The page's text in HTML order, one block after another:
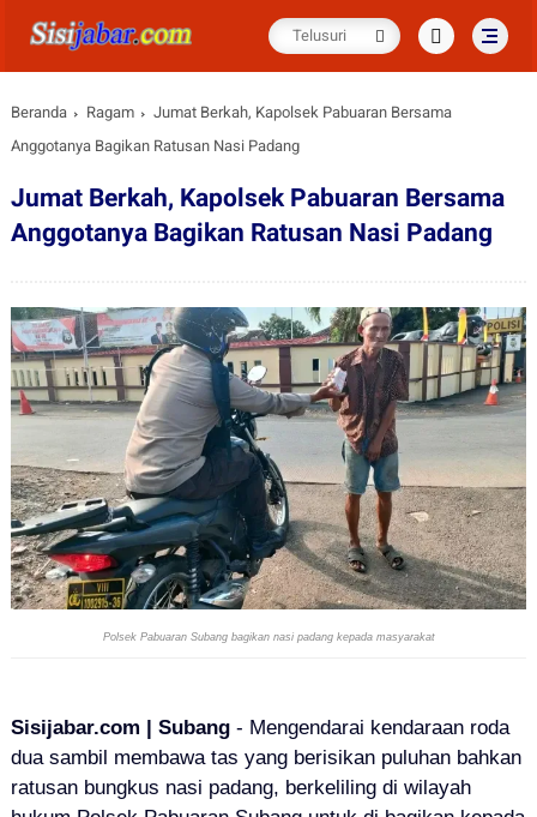
Beranda Ragam
Jumat Berkah, Kapolsek Pabuaran Bersama
Anggotanya Bagikan Ratusan Nasi Padang
Jumat Berkah, Kapolsek Pabuaran Bersama
Anggotanya Bagikan Ratusan Nasi Padang
Polsek Pabuaran Subang bagikan nasi padang kepada masyarakat
Sisijabar.com | Subang- Mengendarai kendaraan roda
dua sambil membawa tas yang berisikan puluhan bahkan
ratusan bungkus nasi padang, berkeliling di wilayah